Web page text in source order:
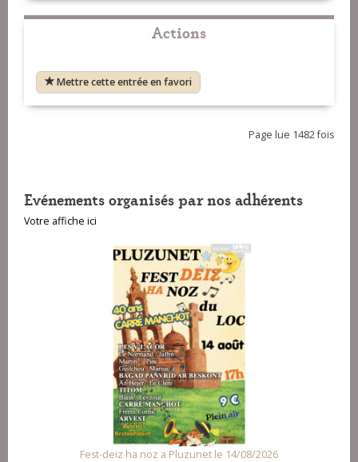
Actions
Mettre cette entrée en favori
Page lue 1482 fois
Evénements organisés par nos adhérents
Votre affiche ici
Fest-deiz ha noz a Pluzunet le 14/08/2026